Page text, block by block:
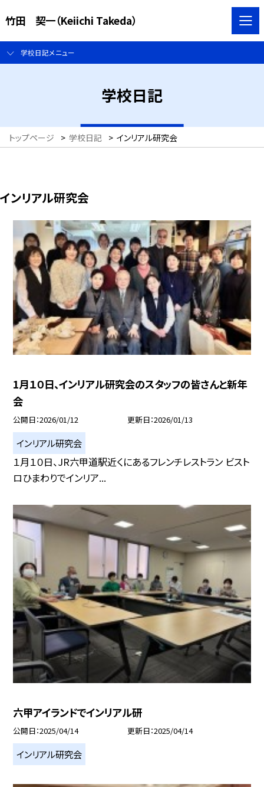
竹田 契一（Keiichi Takeda）
学校日記メニュー
学校日記
トップページ > 学校日記 > インリアル研究会
インリアル研究会
1月１０日、インリアル研究会のスタッフの皆さんと新年
会
公開日 2026/01/12 更新日 2026/01/13
インリアル研究会
１月１０日、JR六甲道駅近くにあるフレンチレストラン ビスト
ロひまわりでインリア...
六甲アイランドでインリアル研
公開日 2025/04/14 更新日 2025/04/14
インリアル研究会